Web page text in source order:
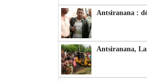
Antsiranana :
Antsiranana,